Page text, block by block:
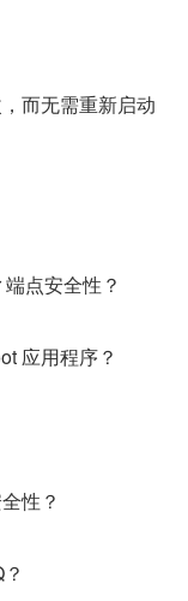
而无需重新启动
点安全性？
应用程序？
性？